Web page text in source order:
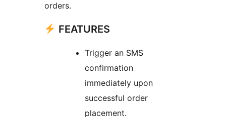
orders.
FEATURES
Trigger an SMS
confirmation
immediately upon
successful order
placement.